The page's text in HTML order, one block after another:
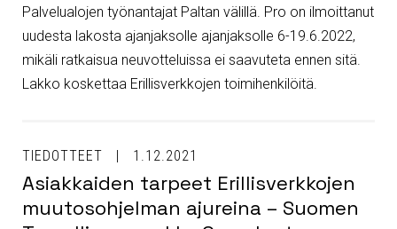
Palvelualojen työnantajat Paltan välillä. Pro on ilmoittanut
uudesta lakosta ajanjaksolle ajanjaksolle 6-19.6.2022,
mikäli ratkaisua neuvotteluissa ei saavuteta ennen sitä.
Lakko koskettaa Erillisverkkojen toimihenkilöitä.
TIEDOTTEET 1.12.2021
Asiakkaiden tarpeet Erillisverkkojen
muutosohjelman ajureina – Suomen